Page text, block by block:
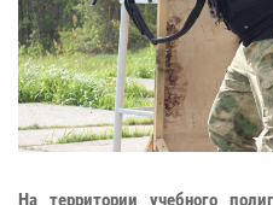
На территории учебного